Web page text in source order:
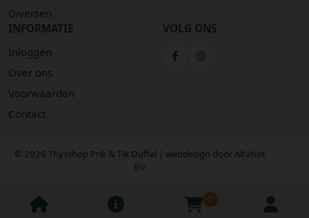
Diversen
INFORMATIE
Inloggen
Over ons
Voorwaarden
Contact
VOLG ONS
© 2026 Thysshop Prik & Tik Duffel | webdesign doorAlfaNet
BV
0